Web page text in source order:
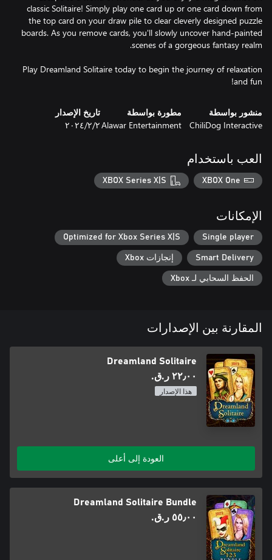
classic Solitaire! Simply play one card up or one card down from
the top card on your draw pile to clear cleverly designed puzzle
boards. As you remove cards, you'll slowly uncover hand-painted
Play Dreamland Solitaire today to begin the journey of relaxation
and fun!
منشور بواسطة
ChiliDog Interactive
مطورة بواسطة
Alawar Entertainment
تاريخ الإصدار
٢‏/٢‏/٢٠٢٤
العب باستخدام
XBOX One
XBOX Series X|S
الإمكانات
Single player
Optimized for Xbox Series X|S
Smart Delivery إنجازات Xbox
الحفظ السحابي لـ Xbox
المقارنة بين الإصدارات
Dreamland Solitaire
٢٢٫٠٠ ر.ق.‏
هذا الإصدار
العودة إلى أعلى
Dreamland Solitaire Bundle
٥٥٫٠٠ ر.ق.‏